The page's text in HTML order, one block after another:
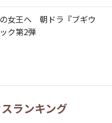
女王へ 朝ドラ『ブギウ
ク第2弾
ランキング